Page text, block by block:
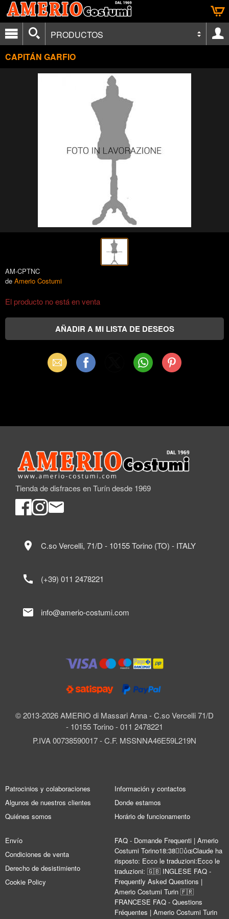
PRODUCTOS
CAPITÁN GARFIO
AM-CPTNC
de Amerio Costumi
El producto no está en venta
Email Facebook WhatsAppPinterest
Tienda de disfraces en Turín desde 1969
© 2013-2026 AMERIO di Massari Anna - C.so Vercelli 71/D
- 10155 Torino - 011 2478221
P.IVA 00738590017 - C.F. MSSNNA46E59L219N
location_on C.so Vercelli, 71/D - 10155 Torino (TO) - ITALY
call (+39) 011 2478221
mail info@amerio-costumi.com
Patrocinios y colaboraciones
Algunos de nuestros clientes
Quiénes somos
Información y contactos
Donde estamos
Horário de funcionamento
Envío
Condiciones de venta
Derecho de desistimiento
Cookie Policy
FAQ - Domande Frequenti | Amerio
Costumi Torino18:38Claude ha
risposto: Ecco le traduzioni:Ecco le
traduzioni: 🇬🇧 INGLESE FAQ -
Frequently Asked Questions |
Amerio Costumi Turin 🇫🇷
FRANCESE FAQ - Questions
Fréquentes | Amerio Costumi Turin